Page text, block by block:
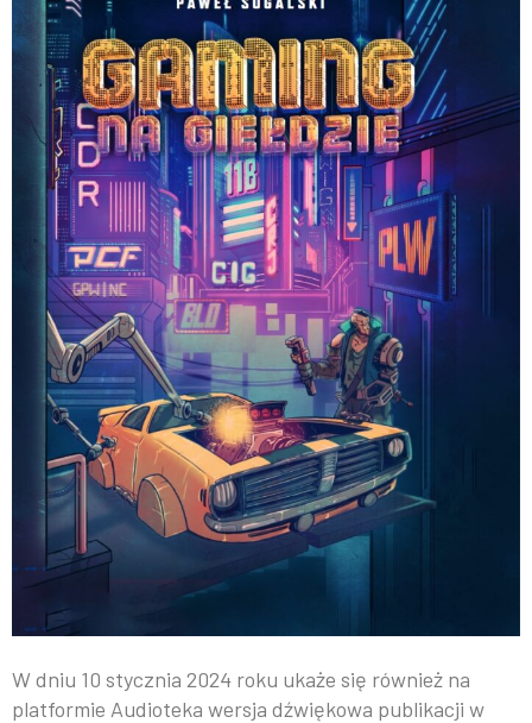
W dniu 10 stycznia 2024 roku ukaże się również na
platformie Audioteka wersja dźwiękowa publikacji w